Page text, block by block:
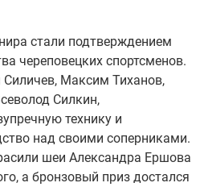
стали подтверждением
череповецких спортсменов.
Максим Тиханов,
Силкин,
технику и
над своими соперниками.
шеи Александра Ершова
а бронзовый приз достался